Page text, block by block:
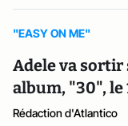
"EASY ON ME"
Adele va sortir
album, "30", le
Rédaction d'Atlantico